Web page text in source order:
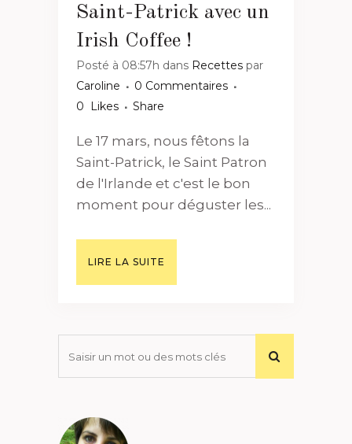
Saint-Patrick avec un
Irish Coffee !
Posté à 08:57h dans Recettes par
Caroline
0 Commentaires
0
Likes Share
Le 17 mars, nous fêtons la
Saint-Patrick, le Saint Patron
de l'Irlande et c'est le bon
moment pour déguster les...
LIRE LA SUITE